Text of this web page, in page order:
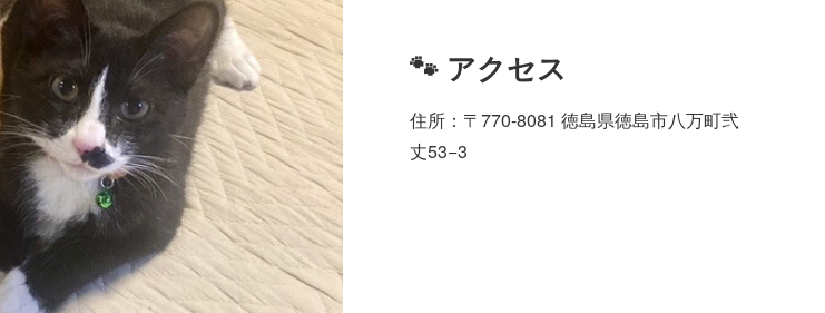
🐾 アクセス
住所：〒770-8081 徳島県徳島市八万町弐
丈53−3